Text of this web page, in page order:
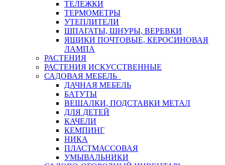
ТЕЛЕЖКИ
ТЕРМОМЕТРЫ
УТЕПЛИТЕЛИ
ШПАГАТЫ, ШНУРЫ, ВЕРЕВКИ
ЯЩИКИ ПОЧТОВЫЕ, КЕРОСИНОВАЯ
ЛАМПА
РАСТЕНИЯ
РАСТЕНИЯ ИСКУССТВЕННЫЕ
САДОВАЯ МЕБЕЛЬ
ДАЧНАЯ МЕБЕЛЬ
БАТУТЫ
ВЕШАЛКИ, ПОДСТАВКИ МЕТАЛ
ДЛЯ ДЕТЕЙ
КАЧЕЛИ
КЕМПИНГ
НИКА
ПЛАСТМАССОВАЯ
УМЫВАЛЬНИКИ